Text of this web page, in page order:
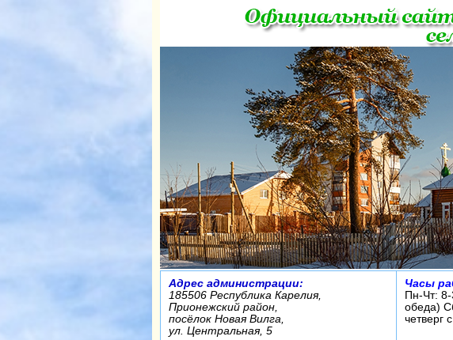
Адрес администрации:
185506 Республика Карелия,
Прионежский район,
посёлок Новая Вилга,
ул. Центральная, 5
Часы
Пн-Чт:
обеда)
четверг